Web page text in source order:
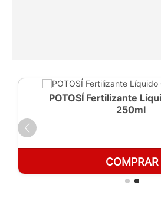
POTOSÍ Fertilizante
250ml
COMPRAR